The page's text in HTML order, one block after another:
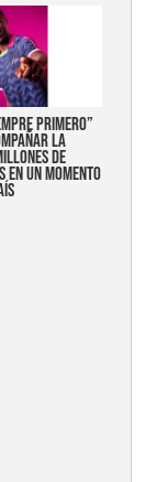
primero”
la
de
un momento